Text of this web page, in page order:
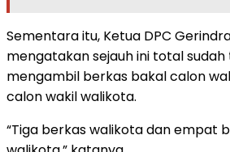
Sementara itu, Ketua DPC
mengatakan sejauh ini total
mengambil berkas bakal calon
calon wakil walikota.
“Tiga berkas walikota dan empat